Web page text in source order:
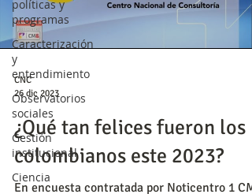
políticas y
programas
Caracterización
y
entendimiento
Observatorios
sociales
Gestión
institucional
Ciencia
CNC
26 dic 2023
¿Qué tan felices fueron los
colombianos este 2023?
En encuesta contratada por Noticentro 1